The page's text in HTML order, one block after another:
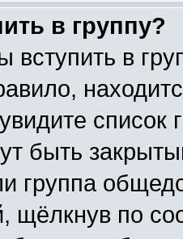
в группу?
вступить в
список
быть
группа
щёлкнув по